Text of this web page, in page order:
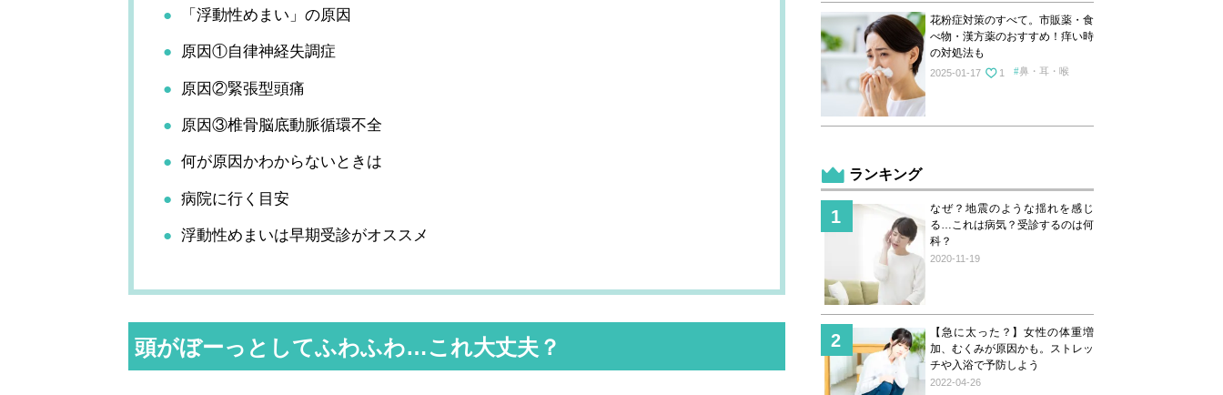
「浮動性めまい」の原因
原因①自律神経失調症
原因②緊張型頭痛
原因③椎骨脳底動脈循環不全
何が原因かわからないときは
病院に行く目安
浮動性めまいは早期受診がオススメ
頭がぼーっとしてふわふわ…これ大丈夫？
花粉症対策のすべて。市販薬・食
べ物・漢方薬のおすすめ！痒い時
の対処法も
2025-01-17 1 鼻・耳・喉
ランキング
なぜ？地震のような揺れを感じ
る…これは病気？受診するのは何
科？
2020-11-19
【急に太った？】女性の体重増
加、むくみが原因かも。ストレッ
チや入浴で予防しよう
2022-04-26